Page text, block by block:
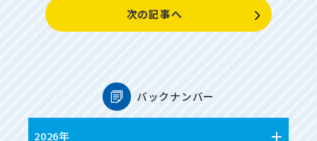
次の記事へ
バックナンバー
2026年